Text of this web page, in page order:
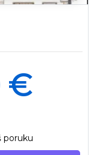
€
poruku